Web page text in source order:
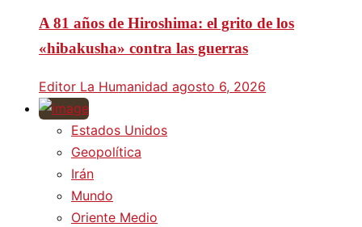
A 81 años de Hiroshima: el grito de los
«hibakusha» contra las guerras
Editor La Humanidad agosto 6, 2026
Estados Unidos
Geopolítica
Irán
Mundo
Oriente Medio